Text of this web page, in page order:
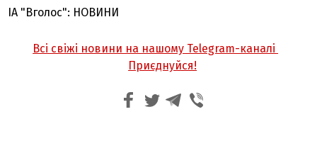
ІА "Вголос": НОВИНИ
Всі свіжі новини на нашому Telegram-каналі
Приєднуйся!